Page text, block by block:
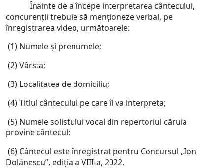
Înainte de a începe interpretarea cântecului,
concurenții trebuie să menționeze verbal, pe
înregistrarea video, următoarele:
(1) Numele și prenumele;
(2) Vârsta;
(3) Localitatea de domiciliu;
(4) Titlul cântecului pe care îl va interpreta;
(5) Numele solistului vocal din repertoriul căruia
provine cântecul:
(6) Cântecul este înregistrat pentru Concursul „Ion
Dolănescu”, ediția a VIII-a, 2022.